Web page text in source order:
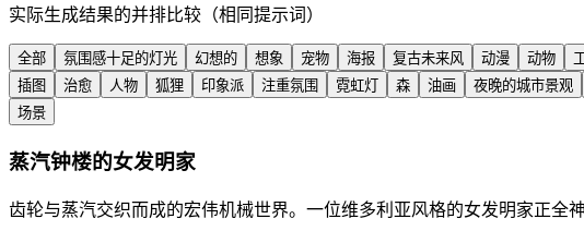
实际生成结果的并排比较（相同提示词）
全部 氛围感十足的灯光 幻想的 想象 宠物 海报 复古未来风 动漫 动物
插图
治愈 人物 狐狸 印象派 注重氛围 霓虹灯 森 油画 夜晚的城市景观
场景
蒸汽钟楼的女发明家
齿轮与蒸汽交织而成的宏伟机械世界。一位维多利亚风格的女发明家正全